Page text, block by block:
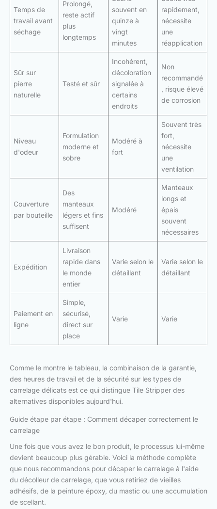
Temps de
travail avant
séchage
Prolongé,
reste actif
plus
longtemps
souvent en
quinze à
vingt
minutes
rapidement,
nécessite
une
réapplication
Sûr sur
pierre
naturelle
Testé et sûr
Incohérent,
décoloration
signalée à
certains
endroits
Non
recommandé
, risque élevé
de corrosion
Niveau
d'odeur
Formulation
moderne et
sobre
Modéré à
fort
Souvent très
fort,
nécessite
une
ventilation
Couverture
par bouteille
Des
manteaux
légers et fins
suffisent
Modéré
Manteaux
longs et
épais
souvent
nécessaires
Expédition
Livraison
rapide dans
le monde
entier
Varie selon le
détaillant
Varie selon le
détaillant
Paiement en
ligne
Simple,
sécurisé,
direct sur
place
Varie Varie
Comme le montre le tableau, la combinaison de la garantie,
des heures de travail et de la sécurité sur les types de
carrelage délicats est ce qui distingue Tile Stripper des
alternatives disponibles aujourd'hui.
Guide étape par étape : Comment décaper correctement le
carrelage
Une fois que vous avez le bon produit, le processus lui-même
devient beaucoup plus gérable. Voici la méthode complète
que nous recommandons pour décaper le carrelage à l'aide
du décolleur de carrelage, que vous retiriez de vieilles
adhésifs, de la peinture époxy, du mastic ou une accumulation
de scellant.